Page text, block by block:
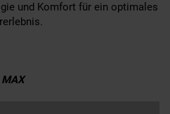
und Komfort für ein optimales
MAX